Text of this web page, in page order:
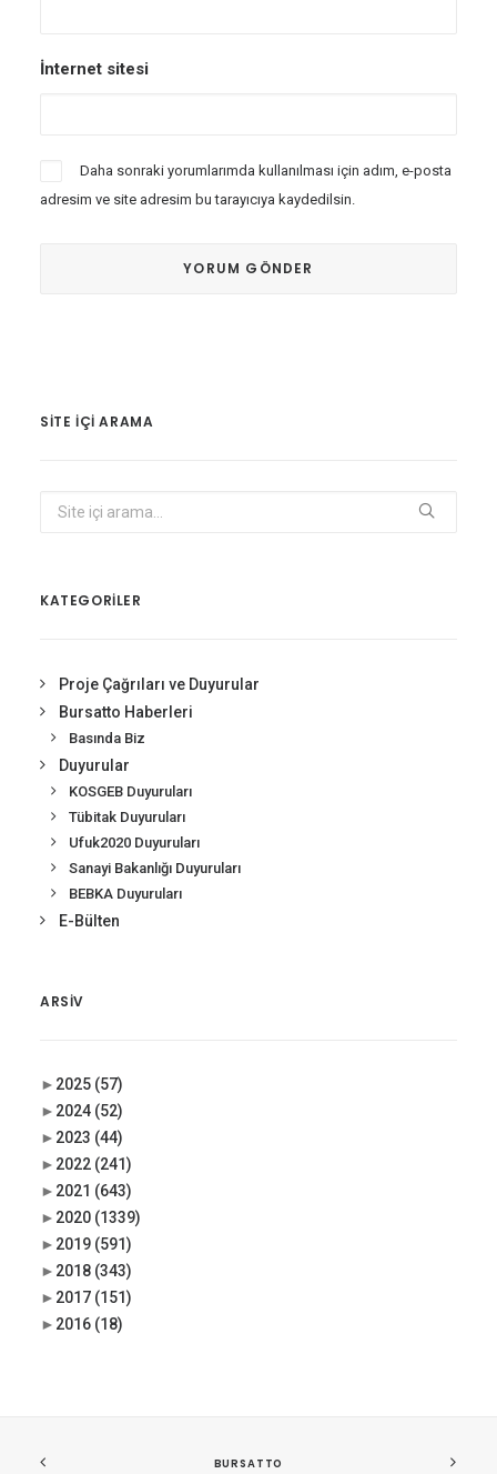
İnternet sitesi
Daha sonraki yorumlarımda kullanılması için adım, e-posta
adresim ve site adresim bu tarayıcıya kaydedilsin.
SITE IÇI ARAMA
KATEGORİLER
Proje Çağrıları ve Duyurular
Bursatto Haberleri
Basında Biz
Duyurular
KOSGEB Duyuruları
Tübitak Duyuruları
Ufuk2020 Duyuruları
Sanayi Bakanlığı Duyuruları
BEBKA Duyuruları
E-Bülten
ARSIV
► 2025 (57)
► 2024 (52)
► 2023 (44)
► 2022 (241)
► 2021 (643)
► 2020 (1339)
► 2019 (591)
► 2018 (343)
► 2017 (151)
► 2016 (18)
BURSATTO